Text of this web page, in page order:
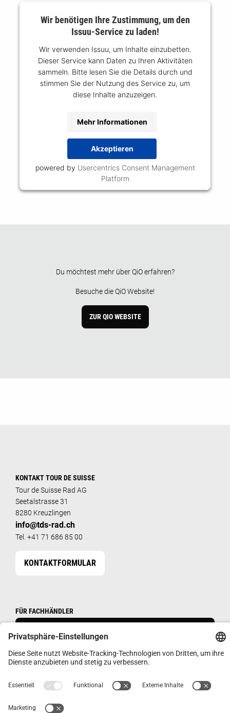
Wir benötigen Ihre Zustimmung, um den
Issuu-Service zu laden!
Wir verwenden Issuu, um Inhalte einzubetten.
Dieser Service kann Daten zu Ihren Aktivitäten
sammeln. Bitte lesen Sie die Details durch und
stimmen Sie der Nutzung des Service zu, um
diese Inhalte anzuzeigen.
Mehr Informationen
Akzeptieren
powered by Usercentrics Consent Management
Platform
Du möchtest mehr über QiO erfahren?
Besuche die QiO Website!
ZUR QIO WEBSITE
KONTAKT TOUR DE SUISSE
Tour de Suisse Rad AG
Seetalstrasse 31
8280 Kreuzlingen
info@tds-rad.ch
Tel. +41 71 686 85 00
KONTAKTFORMULAR
FÜR FACHHÄNDLER